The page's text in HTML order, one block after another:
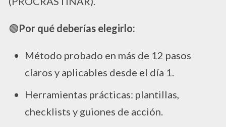
​🟢Por qué deberías elegirlo:
Método probado en más de 12 pasos
claros y aplicables desde el día 1.
Herramientas prácticas: plantillas,
checklists y guiones de acción.